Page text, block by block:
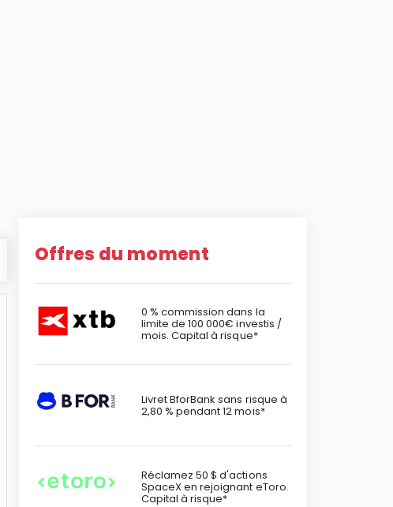
Offres du moment
0 % commission dans la
limite de 100 000€ investis /
mois. Capital à risque*
Livret BforBank sans risque à
2,80 % pendant 12 mois*
Réclamez 50 $ d'actions
SpaceX en rejoignant eToro.
Capital à risque*